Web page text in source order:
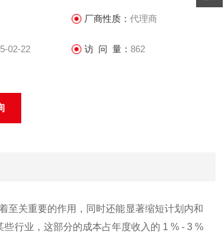
厂商性质： 代理商
02-22 访 问 量： 862
至关重要的作用，同时还能显著缩短计划内和
行业，这部分的成本占年度收入的 1 % - 3 %